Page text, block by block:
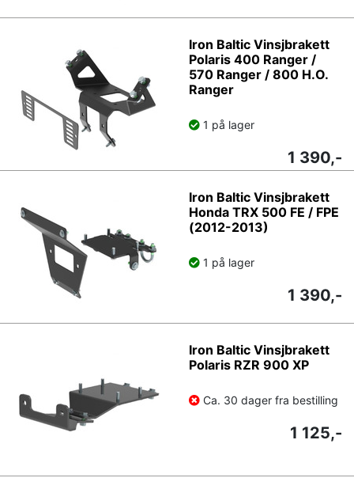
Iron Baltic Vinsjbrakett
Polaris 400 Ranger /
570 Ranger / 800 H.O.
Ranger
1 på lager
1 390,-
Iron Baltic Vinsjbrakett
Honda TRX 500 FE / FPE
(2012-2013)
1 på lager
1 390,-
Iron Baltic Vinsjbrakett
Polaris RZR 900 XP
Ca. 30 dager fra bestilling
1 125,-